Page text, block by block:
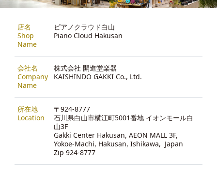
店名
Shop
Name
ピアノクラウド白山
Piano Cloud Hakusan
会社名
Company
Name
株式会社 開進堂楽器
KAISHINDO GAKKI Co., Ltd.
所在地
Location
〒924-8777
石川県白山市横江町5001番地 イオンモール白
山3F
Gakki Center Hakusan, AEON MALL 3F,
Yokoe-Machi, Hakusan, Ishikawa, Japan
Zip 924-8777